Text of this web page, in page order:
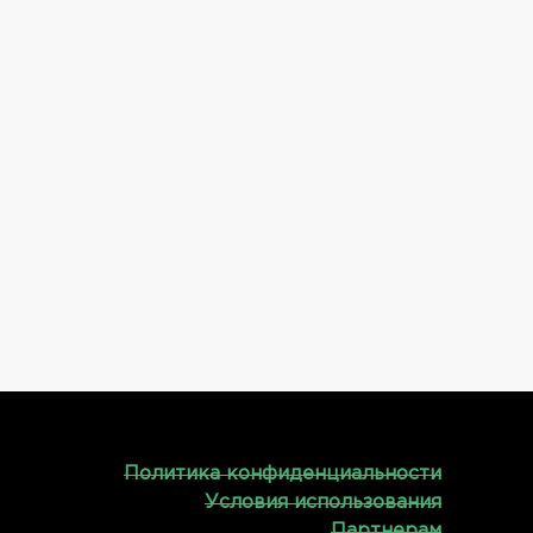
Политика конфиденциальности
Условия использования